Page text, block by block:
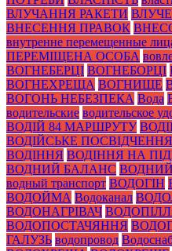
ВЛУЧАННЯ РАКЕТИ
ВНЕСЕННЯ ПРАВОК
внутренне перемещенные
ПЕРЕМІЩЕНА ОСОБА
ВОГНЕБЕРЦІ ВОГНЕБОРЦІ
ВОГНЕХРЕЩА ВОГНИЩЕ
ВОГОНЬ НЕБЕЗПЕКА Вода
водительские водительское
ВОДІЙ 84 МАРШРУТУ
ВОДІЙСЬКЕ ПОСВІДЧЕННЯ
ВОДІННЯ ВОДІННЯ НА
ВОДНИЙ БАЛАНС
водный транспорт ВОДОГІН
ВОДОЙМА Водоканал
ВОДОНАГРІВАЧ
ВОДОПОСТАЧЯННЯ
ГАЛУЗЬ водопровод